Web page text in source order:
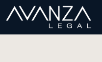
content